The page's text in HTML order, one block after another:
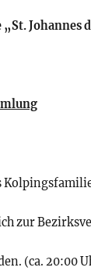
Johannes
zur
(ca. 20:00